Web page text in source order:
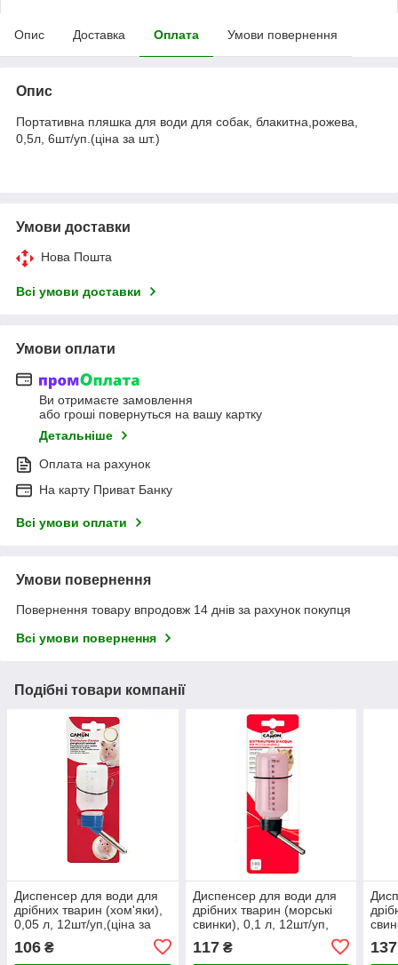
Опис Доставка Оплата Умови повернення
Опис
Портативна пляшка для води для собак, блакитна,рожева,
0,5л, 6шт/уп.(ціна за шт.)
Умови доставки
Нова Пошта
Всі умови доставки
Умови оплати
Ви отримаєте замовлення
або гроші повернуться на вашу картку
Детальніше
Оплата на рахунок
На карту Приват Банку
Всі умови оплати
Умови повернення
Повернення товару впродовж 14 днів за рахунок покупця
Всі умови повернення
Подібні товари компанії
Диспенсер для води для
дрібних тварин (хом'яки),
0,05 л, 12шт/уп,(ціна за
106 ₴
Диспенсер для води для
дрібних тварин (морські
свинки), 0,1 л, 12шт/уп,
117₴ 137